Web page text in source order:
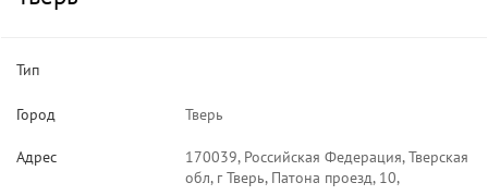
Тип
Город Тверь
Адрес
170039, Российская Федерация, Тверская
обл, г Тверь, Патона проезд, 10,